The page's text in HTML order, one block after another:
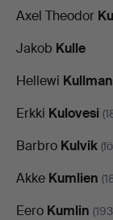
Axel Theodor
Jakob Kulle
Hellewi Kullman
Erkki Kulovesi
Barbro Kulvik
Akke Kumlien
Eero Kumlin